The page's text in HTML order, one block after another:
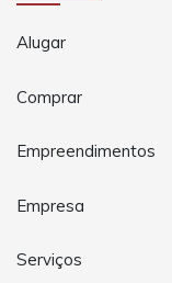
Alugar
Comprar
Empreendimentos
Empresa
Serviços